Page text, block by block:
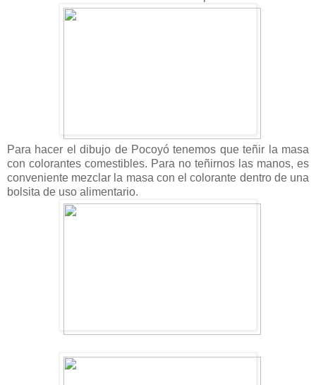
Para hacer el dibujo de Pocoyó tenemos que teñir la masa
con colorantes comestibles. Para no teñirnos las manos, es
conveniente mezclar la masa con el colorante dentro de una
bolsita de uso alimentario.